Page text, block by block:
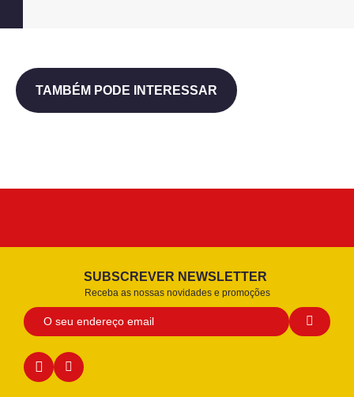
TAMBÉM PODE INTERESSAR
SUBSCREVER NEWSLETTER
Receba as nossas novidades e promoções